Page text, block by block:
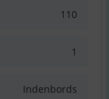
110
1
Indenbords